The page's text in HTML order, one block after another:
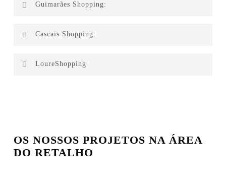
Tescoma
Guimarães Shopping:
Cascais Shopping:
Prénatal
LoureShopping
OS NOSSOS PROJETOS NA ÁREA
DO RETALHO